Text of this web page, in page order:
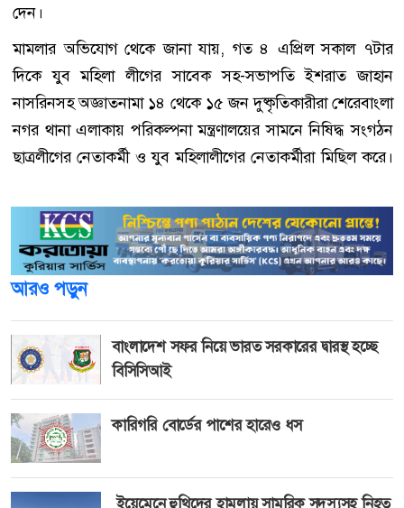
দেন।
মামলার অভিযোগ থেকে জানা যায়, গত ৪ এপ্রিল সকাল ৭টার
দিকে যুব মহিলা লীগের সাবেক সহ-সভাপতি ইশরাত জাহান
নাসরিনসহ অজ্ঞাতনামা ১৪ থেকে ১৫ জন দুষ্কৃতিকারীরা শেরেবাংলা
নগর থানা এলাকায় পরিকল্পনা মন্ত্রণালয়ের সামনে নিষিদ্ধ সংগঠন
ছাত্রলীগের নেতাকর্মী ও যুব মহিলালীগের নেতাকর্মীরা মিছিল করে।
আরও পড়ুন
বাংলাদেশ সফর নিয়ে ভারত সরকারের দ্বারস্থ হচ্ছে
বিসিসিআই
কারিগরি বোর্ডের পাশের হারেও ধস
ইয়েমেনে হুথিদের হামলায় সামরিক সদস্যসহ নিহত